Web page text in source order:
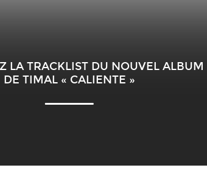
LA TRACKLIST DU NOUVEL ALBUM
DE TIMAL « CALIENTE »